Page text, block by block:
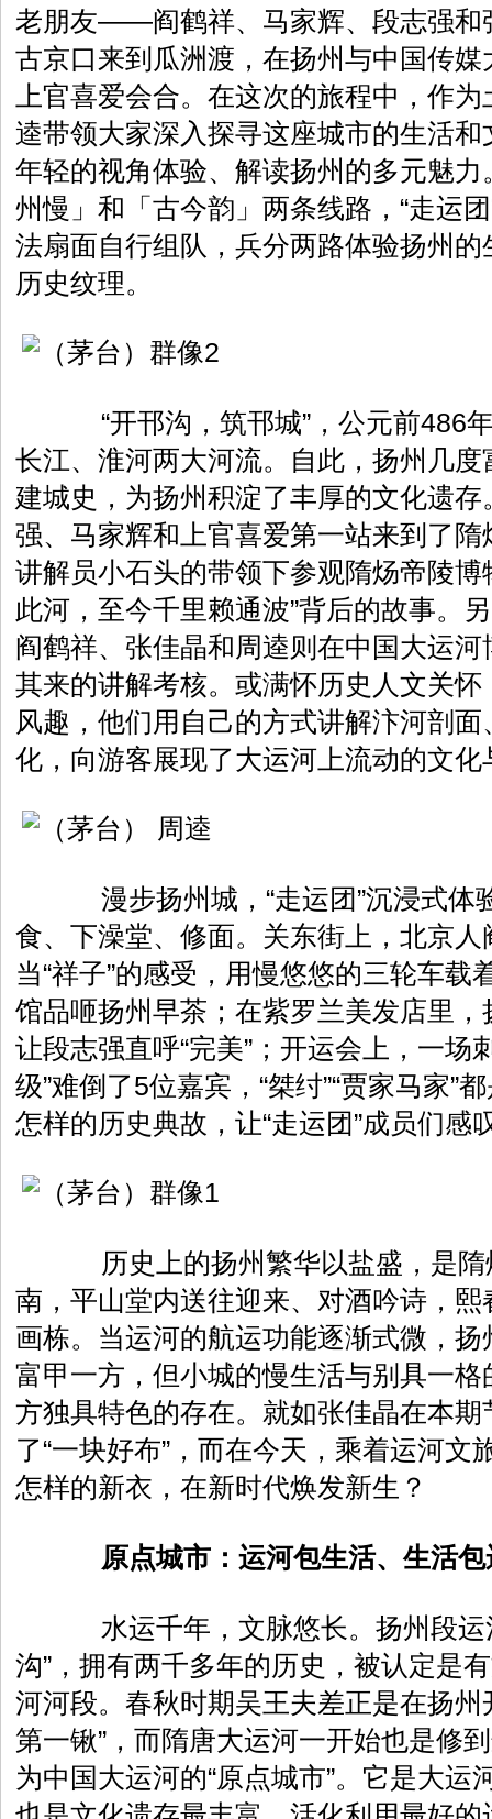
老朋友——阎鹤祥、马家辉、段志强和
古京口来到瓜洲渡，在扬州与中国传
上官喜爱会合。在这次的旅程中，作
逵带领大家深入探寻这座城市的生活
年轻的视角体验、解读扬州的多元魅
州慢」和「古今韵」两条线路，“走运
法扇面自行组队，兵分两路体验扬州
历史纹理。
“开邗沟，筑邗城”，公元前486
长江、淮河两大河流。自此，扬州几
建城史，为扬州积淀了丰厚的文化遗
强、马家辉和上官喜爱第一站来到了
讲解员小石头的带领下参观隋炀帝陵博
此河，至今千里赖通波”背后的故事。
阎鹤祥、张佳晶和周逵则在中国大运
其来的讲解考核。或满怀历史人文关
风趣，他们用自己的方式讲解汴河剖
化，向游客展现了大运河上流动的文化
漫步扬州城，“走运团”沉浸式体
食、下澡堂、修面。关东街上，北京
当“祥子”的感受，用慢悠悠的三轮车载
馆品咂扬州早茶；在紫罗兰美发店里
让段志强直呼“完美”；开运会上，一场
级”难倒了5位嘉宾，“桀纣”“贾家马家”
怎样的历史典故，让“走运团”成员们感
历史上的扬州繁华以盐盛，是隋
南，平山堂内送往迎来、对酒吟诗，
画栋。当运河的航运功能逐渐式微，
富甲一方，但小城的慢生活与别具一
方独具特色的存在。就如张佳晶在本
了“一块好布”，而在今天，乘着运河文
怎样的新衣，在新时代焕发新生？
原点城市：运河包生活、生活
水运千年，文脉悠长。扬州段运
沟”，拥有两千多年的历史，被认定是
河河段。春秋时期吴王夫差正是在扬州
第一锹”，而隋唐大运河一开始也是修
为中国大运河的“原点城市”。它是大运